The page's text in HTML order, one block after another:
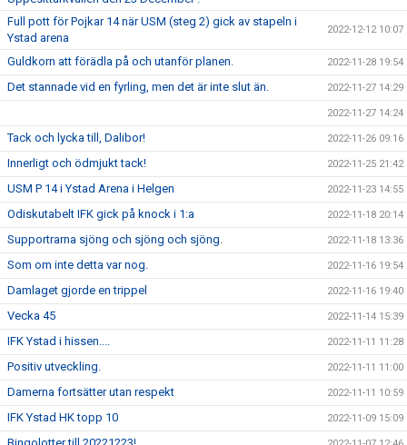
Full pott för Pojkar 14 när USM (steg 2) gick av stapeln i
Ystad arena
2022-12-12 10:07
Guldkorn att förädla på och utanför planen. 2022-11-28 19:54
Det stannade vid en fyrling, men det är inte slut än. 2022-11-27 14:29
2022-11-27 14:24
Tack och lycka till, Dalibor! 2022-11-26 09:16
Innerligt och ödmjukt tack! 2022-11-25 21:42
USM P 14 i Ystad Arena i Helgen 2022-11-23 14:55
Odiskutabelt IFK gick på knock i 1:a 2022-11-18 20:14
Supportrarna sjöng och sjöng och sjöng. 2022-11-18 13:36
Som om inte detta var nog. 2022-11-16 19:54
Damlaget gjorde en trippel 2022-11-16 19:40
Vecka 45 2022-11-14 15:39
IFK Ystad i hissen.... 2022-11-11 11:28
Positiv utveckling. 2022-11-11 11:00
Damerna fortsätter utan respekt 2022-11-11 10:59
IFK Ystad HK topp 10 2022-11-09 15:09